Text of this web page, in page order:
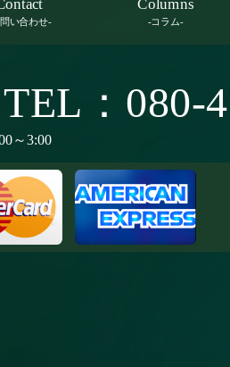
い合わせ-
Columns
-コラム-
TEL：080-
～3:00